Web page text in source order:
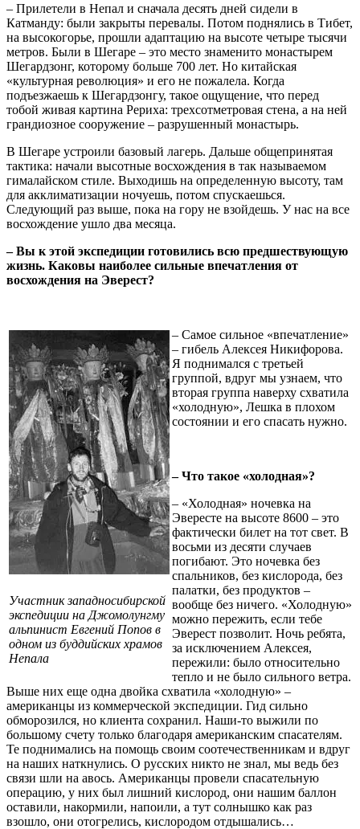
– Прилетели в Непал и сначала десять дней сидели в
Катманду: были закрыты перевалы. Потом поднялись в Тибет,
на высокогорье, прошли адаптацию на высоте четыре тысячи
метров. Были в Шегаре – это место знаменито монастырем
Шегардзонг, которому больше 700 лет. Но китайская
«культурная революция» и его не пожалела. Когда
подъезжаешь к Шегардзонгу, такое ощущение, что перед
тобой живая картина Рериха: трехсотметровая стена, а на ней
грандиозное сооружение – разрушенный монастырь.
В Шегаре устроили базовый лагерь. Дальше общепринятая
тактика: начали высотные восхождения в так называемом
гималайском стиле. Выходишь на определенную высоту, там
для акклиматизации ночуешь, потом спускаешься.
Следующий раз выше, пока на гору не взойдешь. У нас на все
восхождение ушло два месяца.
– Вы к этой экспедиции готовились всю предшествующую
жизнь. Каковы наиболее сильные впечатления от
восхождения на Эверест?
Участник западносибирской
экспедиции на Джомолунгму
альпинист Евгений Попов в
одном из буддийских храмов
Непала
– Самое сильное «впечатление»
– гибель Алексея Никифорова.
Я поднимался с третьей
группой, вдруг мы узнаем, что
вторая группа наверху схватила
«холодную», Лешка в плохом
состоянии и его спасать нужно.
– Что такое «холодная»?
– «Холодная» ночевка на
Эвересте на высоте 8600 – это
фактически билет на тот свет. В
восьми из десяти случаев
погибают. Это ночевка без
спальников, без кислорода, без
палатки, без продуктов –
вообще без ничего. «Холодную»
можно пережить, если тебе
Эверест позволит. Ночь ребята,
за исключением Алексея,
пережили: было относительно
тепло и не было сильного ветра.
Выше них еще одна двойка схватила «холодную» –
американцы из коммерческой экспедиции. Гид сильно
обморозился, но клиента сохранил. Наши-то выжили по
большому счету только благодаря американским спасателям.
Те поднимались на помощь своим соотечественникам и вдруг
на наших наткнулись. О русских никто не знал, мы ведь без
связи шли на авось. Американцы провели спасательную
операцию, у них был лишний кислород, они нашим баллон
оставили, накормили, напоили, а тут солнышко как раз
взошло, они отогрелись, кислородом отдышались…